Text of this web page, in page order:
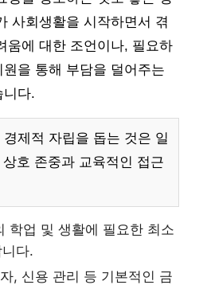
사회생활을 시작하면서 겪
움에 대한 조언이나, 필요하
을 통해 부담을 덜어주는
니다.
경제적 자립을 돕는 것은 일
호 존중과 교육적인 접근
학업 및 생활에 필요한 최소
다.
, 신용 관리 등 기본적인 금